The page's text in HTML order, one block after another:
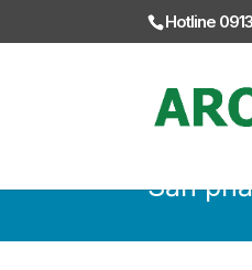
Hotline
Sản